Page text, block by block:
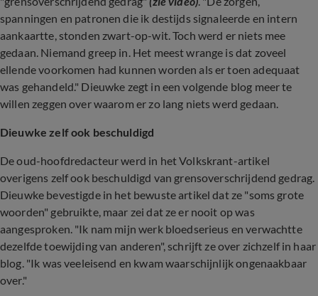
spanningen en patronen die ik destijds signaleerde en intern
aankaartte, stonden zwart-op-wit. Toch werd er niets mee
gedaan. Niemand greep in. Het meest wrange is dat zoveel
ellende voorkomen had kunnen worden als er toen adequaat
was gehandeld." Dieuwke zegt in een volgende blog meer te
willen zeggen over waarom er zo lang niets werd gedaan.
Dieuwke zelf ook beschuldigd
De oud-hoofdredacteur werd in het Volkskrant-artikel
overigens zelf ook beschuldigd van grensoverschrijdend gedrag.
Dieuwke bevestigde in het bewuste artikel dat ze "soms grote
woorden" gebruikte, maar zei dat ze er nooit op was
aangesproken. "Ik nam mijn werk bloedserieus en verwachtte
dezelfde toewijding van anderen", schrijft ze over zichzelf in haar
blog. "Ik was veeleisend en kwam waarschijnlijk ongenaakbaar
over."